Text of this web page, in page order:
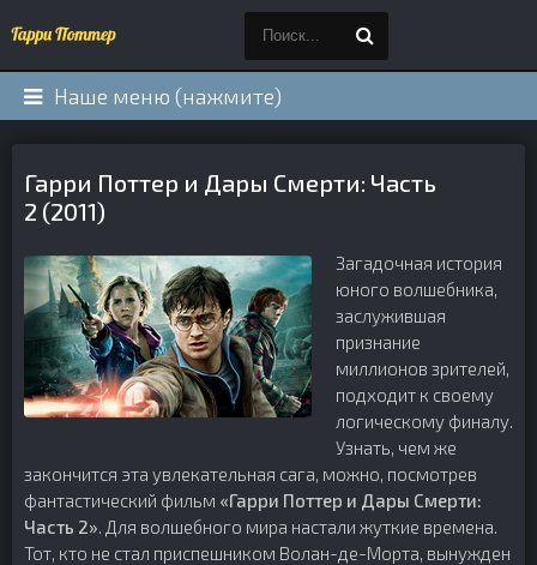
Наше меню (нажмите)
Гарри Поттер и Дары Смерти: Часть
2 (2011)
Загадочная история
юного волшебника,
заслужившая
признание
миллионов зрителей,
подходит к своему
логическому финалу.
Узнать, чем же
закончится эта увлекательная сага, можно, посмотрев
фантастический фильм «Гарри Поттер и Дары Смерти:
Часть 2». Для волшебного мира настали жуткие времена.
Тот, кто не стал приспешником Волан-де-Морта, вынужден